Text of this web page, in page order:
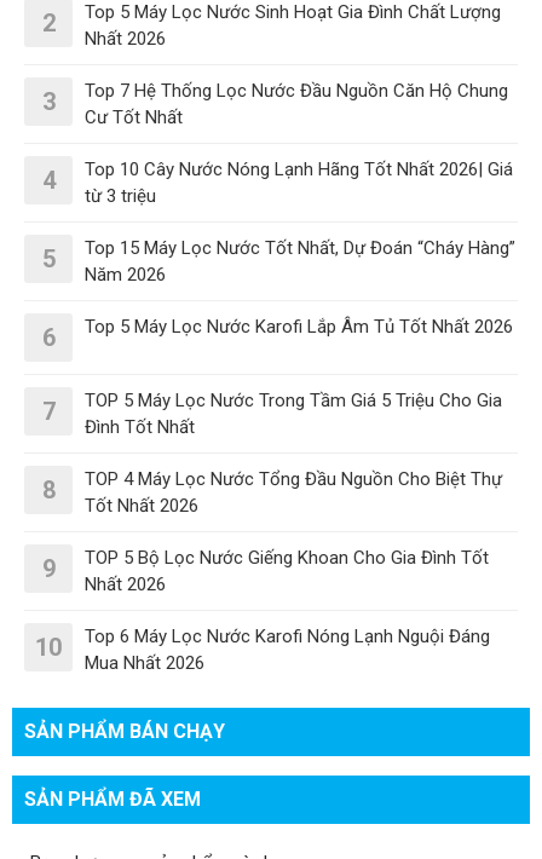
2
Top 5 Máy Lọc Nước Sinh Hoạt Gia Đình Chất Lượng
Nhất 2026
3
Top 7 Hệ Thống Lọc Nước Đầu Nguồn Căn Hộ Chung
Cư Tốt Nhất
4
Top 10 Cây Nước Nóng Lạnh Hãng Tốt Nhất 2026| Giá
từ 3 triệu
5
Top 15 Máy Lọc Nước Tốt Nhất, Dự Đoán “Cháy Hàng”
Năm 2026
6 Top 5 Máy Lọc Nước Karofi Lắp Âm Tủ Tốt Nhất 2026
7
TOP 5 Máy Lọc Nước Trong Tầm Giá 5 Triệu Cho Gia
Đình Tốt Nhất
8
TOP 4 Máy Lọc Nước Tổng Đầu Nguồn Cho Biệt Thự
Tốt Nhất 2026
9
TOP 5 Bộ Lọc Nước Giếng Khoan Cho Gia Đình Tốt
Nhất 2026
10
Top 6 Máy Lọc Nước Karofi Nóng Lạnh Nguội Đáng
Mua Nhất 2026
SẢN PHẨM BÁN CHẠY
SẢN PHẨM ĐÃ XEM